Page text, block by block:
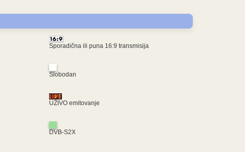
Sporadična ili puna 16:9 transmisija
Slobodan
UŽIVO emitovanje
DVB-S2X